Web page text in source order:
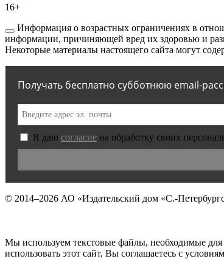
16+
Информация о возрастных ограничениях в
информации, причиняющей вред их здоровью и
Некоторые материалы настоящего сайта могут
Получать бесплатно субботнюю email-
Я даю согласие на обработку своих
© 2014–2026 АО «Издательский дом «С.-
Мы используем текстовые файлы, необходимые для
использовать этот сайт, Вы соглашаетесь с